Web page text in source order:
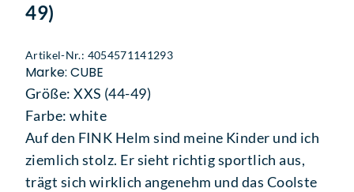
49)
Artikel-Nr.: 4054571141293
Marke: CUBE
Größe: XXS (44-49)
Farbe: white
Auf den FINK Helm sind meine Kinder und ich
ziemlich stolz. Er sieht richtig sportlich aus,
trägt sich wirklich angenehm und das Coolste